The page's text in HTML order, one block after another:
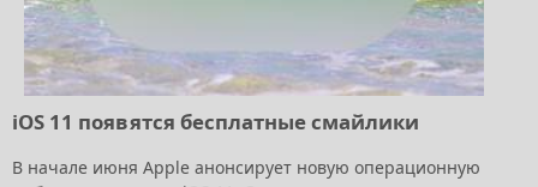
iOS 11 появятся бесплатные смайлики
В начале июня Apple анонсирует новую операционную